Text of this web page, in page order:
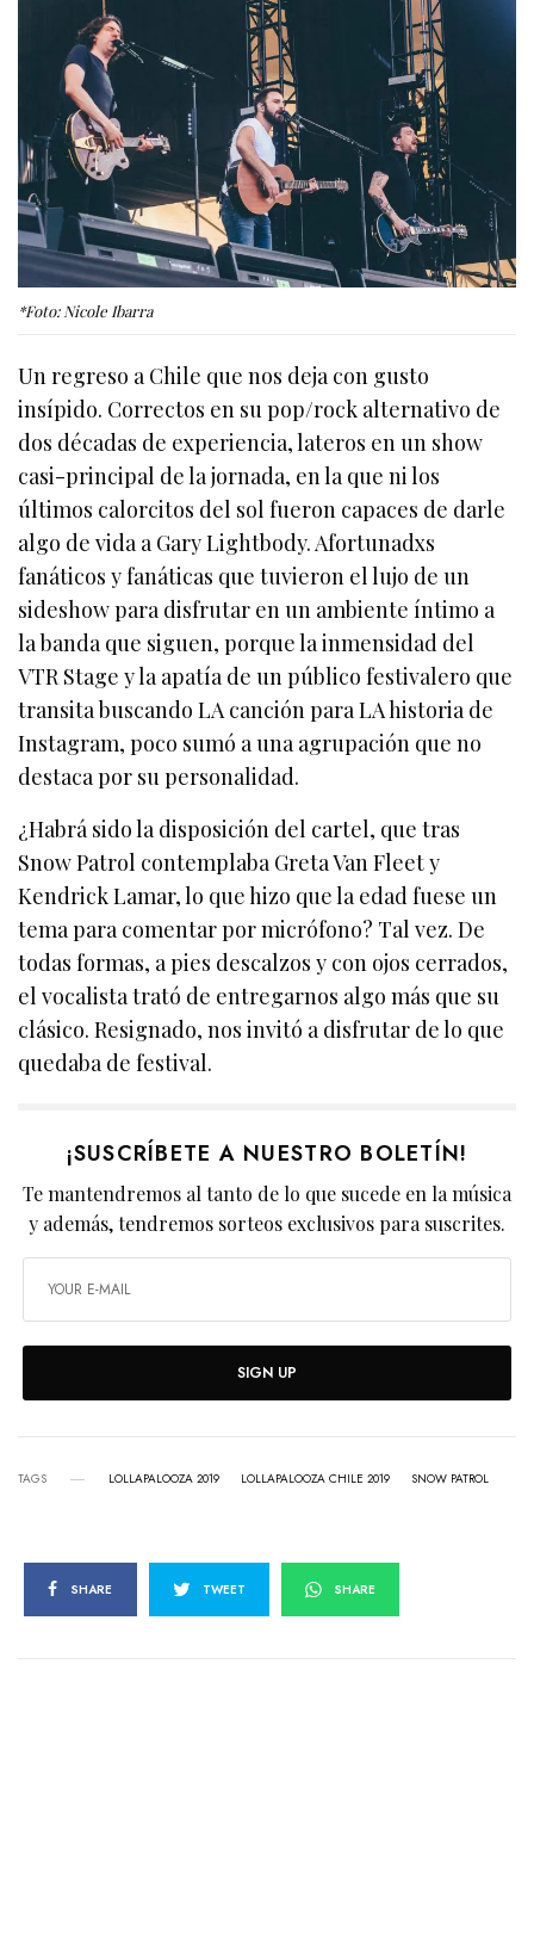
*Foto: Nicole Ibarra
Un regreso a Chile que nos deja con gusto
insípido. Correctos en su pop/rock alternativo de
dos décadas de experiencia, lateros en un show
casi-principal de la jornada, en la que ni los
últimos calorcitos del sol fueron capaces de darle
algo de vida a Gary Lightbody. Afortunadxs
fanáticos y fanáticas que tuvieron el lujo de un
sideshow para disfrutar en un ambiente íntimo a
la banda que siguen, porque la inmensidad del
VTR Stage y la apatía de un público festivalero que
transita buscando LA canción para LA historia de
Instagram, poco sumó a una agrupación que no
destaca por su personalidad.
¿Habrá sido la disposición del cartel, que tras
Snow Patrol contemplaba Greta Van Fleet y
Kendrick Lamar, lo que hizo que la edad fuese un
tema para comentar por micrófono? Tal vez. De
todas formas, a pies descalzos y con ojos cerrados,
el vocalista trató de entregarnos algo más que su
clásico. Resignado, nos invitó a disfrutar de lo que
quedaba de festival.
¡SUSCRÍBETE A NUESTRO BOLETÍN!
Te mantendremos al tanto de lo que sucede en la música
y además, tendremos sorteos exclusivos para suscrites.
SIGN UP
TAGS LOLLAPALOOZA 2019 LOLLAPALOOZA CHILE 2019 SNOW PATROL
SHARE TWEET SHARE